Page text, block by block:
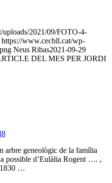
2021/09/FOTO-4-
https://www.cecbll.cat/wp-
Neus Ribas2021-09-29
DEL MES PER JORDI
arbre geneològic de la família
possible d’Eulàlia Rogent …. ,
1830 …